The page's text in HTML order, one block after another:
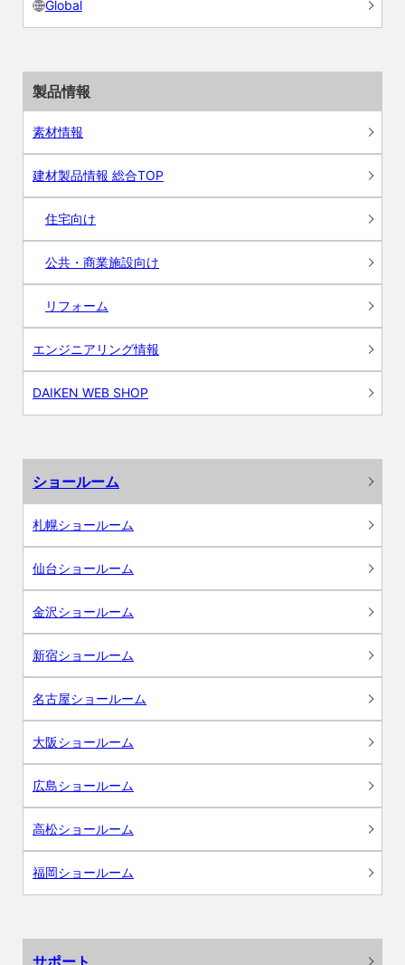
Global
製品情報
素材情報
建材製品情報 総合TOP
住宅向け
公共・商業施設向け
リフォーム
エンジニアリング情報
DAIKEN WEB SHOP
ショールーム
札幌ショールーム
仙台ショールーム
金沢ショールーム
新宿ショールーム
名古屋ショールーム
大阪ショールーム
広島ショールーム
高松ショールーム
福岡ショールーム
サポート